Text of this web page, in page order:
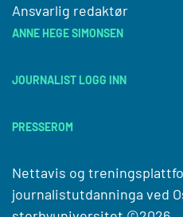
Ansvarlig redaktør
ANNE HEGE SIMONSEN
JOURNALIST LOGG INN
PRESSEROM
Nettavis og
journalistutdanninga ved